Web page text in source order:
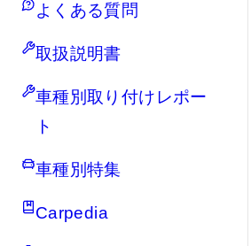
よくある質問
取扱説明書
車種別取り付けレポー
ト
車種別特集
Carpedia